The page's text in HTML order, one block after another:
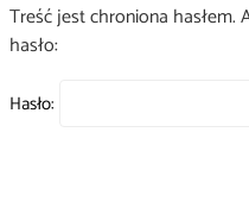
Treść jest chroniona hasłem.
hasło:
Hasło: